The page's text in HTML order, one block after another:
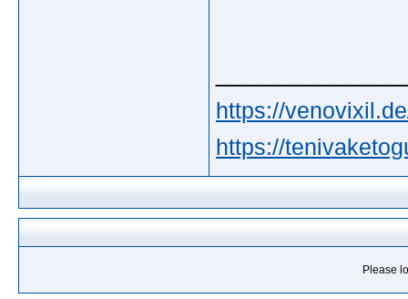
https://
https://
Please